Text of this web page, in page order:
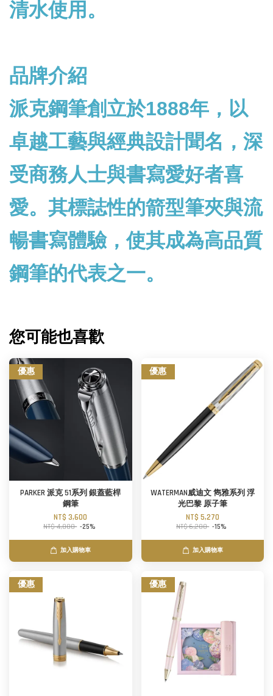
清水使用。
品牌介紹
派克鋼筆創立於1888年，以
卓越工藝與經典設計聞名，深
受商務人士與書寫愛好者喜
愛。其標誌性的箭型筆夾與流
暢書寫體驗，使其成為高品質
鋼筆的代表之一。
您可能也喜歡
優惠
PARKER 派克 51系列 銀蓋藍桿
鋼筆
NT$ 3,600
NT$ 4,800 -25%
加入購物車
優惠
WATERMAN威迪文 雋雅系列 浮
光巴黎 原子筆
NT$ 5,270
NT$ 6,200 -15%
加入購物車
優惠 優惠